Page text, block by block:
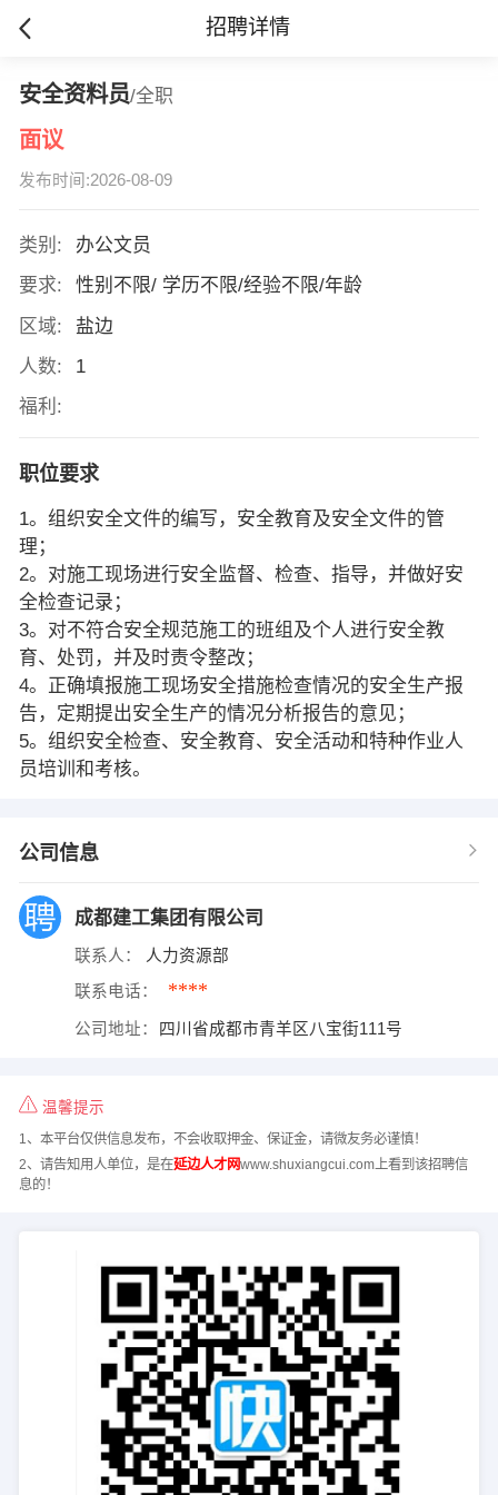
招聘详情
安全资料员/全职
面议
发布时间:2026-08-09
类别:
办公文员
要求:
性别不限/ 学历不限/经验不限/年龄
区域:
盐边
人数:
1
福利:
职位要求
1。组织安全文件的编写，安全教育及安全文件的管
理；
2。对施工现场进行安全监督、检查、指导，并做好安
全检查记录；
3。对不符合安全规范施工的班组及个人进行安全教
育、处罚，并及时责令整改；
4。正确填报施工现场安全措施检查情况的安全生产报
告，定期提出安全生产的情况分析报告的意见；
5。组织安全检查、安全教育、安全活动和特种作业人
员培训和考核。
公司信息
成都建工集团有限公司
联系人： 人力资源部
联系电话： ****
公司地址： 四川省成都市青羊区八宝街111号
温馨提示
1、本平台仅供信息发布，不会收取押金、保证金，请微友务必谨慎！
2、请告知用人单位，是在延边人才网www.shuxiangcui.com上看到该招聘信
息的！